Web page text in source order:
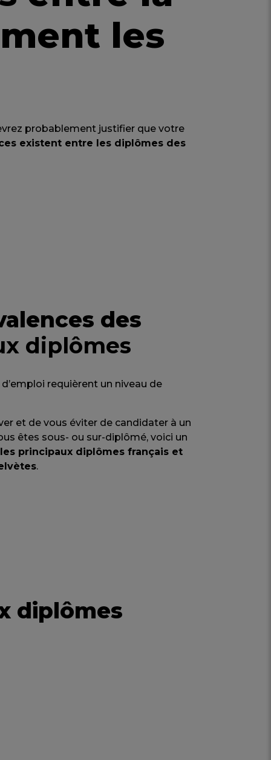
les
probablement justifier que votre
existent entre les diplômes des
des
diplômes
requièrent un niveau de
et de vous éviter de candidater à un
êtes sous- ou sur-diplômé, voici un
principaux diplômes français et
.
diplômes